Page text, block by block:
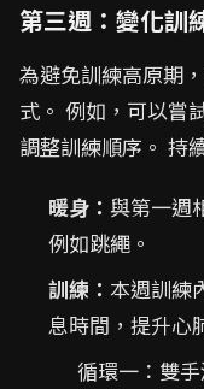
第三週：變化訓
為避免訓練高原期
式。 例如，可以嘗
調整訓練順序。 持
暖身： 與第一週
例如跳繩。
訓練： 本週訓練
息時間，提升心
循環一：雙